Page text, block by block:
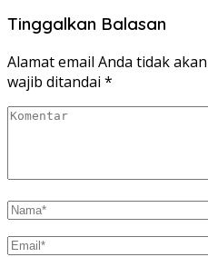
Tinggalkan Balasan
Alamat email Anda tidak
wajib ditandai *